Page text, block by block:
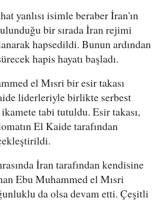
yanlısı isimle beraber İran'ın
bir sırada İran rejimi
hapsedildi. Bunun ardından
hapis hayatı başladı.
el Mısri bir esir takası
liderleriyle birlikte serbest
tabi tutuldu. Esir takası,
El Kaide tarafından
İran tarafından kendisine
Ebu Muhammed el Mısri
da olsa devam etti. Çeşitli